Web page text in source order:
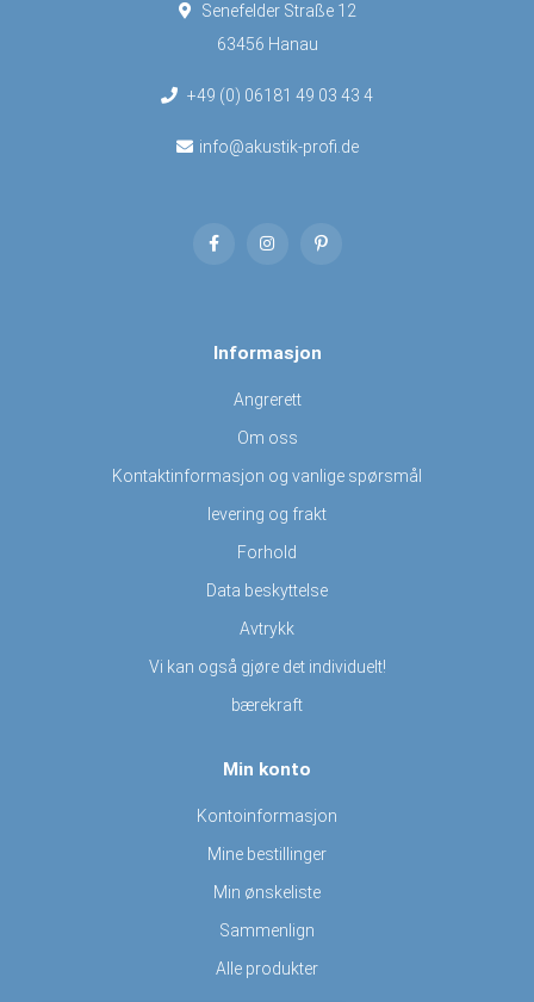
Senefelder Straße 12
63456 Hanau
+49 (0) 06181 49 03 43 4
info@akustik-profi.de
Informasjon
Angrerett
Om oss
Kontaktinformasjon og vanlige spørsmål
levering og frakt
Forhold
Data beskyttelse
Avtrykk
Vi kan også gjøre det individuelt!
bærekraft
Min konto
Kontoinformasjon
Mine bestillinger
Min ønskeliste
Sammenlign
Alle produkter